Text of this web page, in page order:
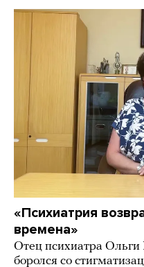
«Психиатрия
времена»
Отец психиатра Ольги
боролся со